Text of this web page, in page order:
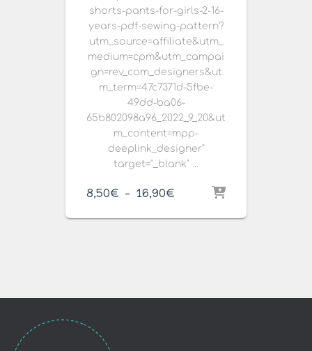
shorts-pants-for-girls-2-16-
years-pdf-sewing-pattern?
utm_source=affiliate&utm_
medium=cpm&utm_campai
gn=rev_com_designers&ut
m_term=47c7371d-5fbe-
49dd-ba06-
65b802098a96_2022_9_20&ut
m_content=mpp-
deeplink_designer"
target="_blank" ...
8,50€ – 16,90€
prix :